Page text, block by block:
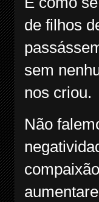
de filhos
sem
nos criou.
Não